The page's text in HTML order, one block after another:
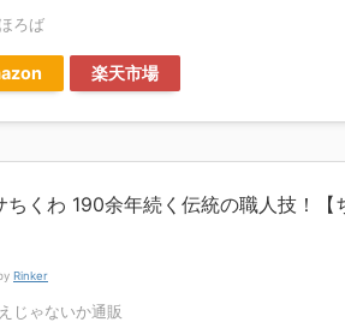
ろば
楽天市場
ちくわ 190余年続く伝統の職人技！【
Rinker
じゃないか通販